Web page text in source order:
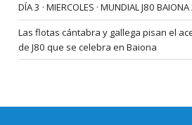
DÍA 3 · MIERCOLES · MUNDIAL J80
Las flotas cántabra y gallega pisan el
de J80 que se celebra en Baiona